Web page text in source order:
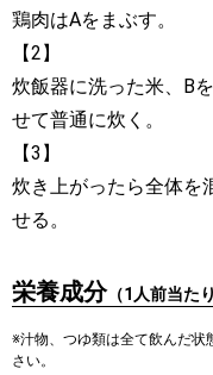
鶏肉はAをまぶす。
【2】
炊飯器に洗った米、B
せて普通に炊く。
【3】
炊き上がったら全体を
せる。
栄養成分（1人前当たり
※汁物、つゆ類は全て飲んだ状
さい。